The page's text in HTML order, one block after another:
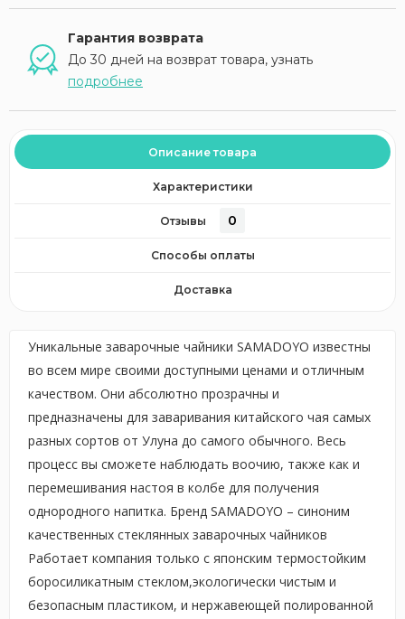
Гарантия возврата
До 30 дней на возврат товара, узнать
подробнее
Описание товара
Характеристики
Отзывы 0
Способы оплаты
Доставка
Уникальные заварочные чайники SAMADOYO известны
во всем мире своими доступными ценами и отличным
качеством. Они абсолютно прозрачны и
предназначены для заваривания китайского чая самых
разных сортов от Улуна до самого обычного. Весь
процесс вы сможете наблюдать воочию, также как и
перемешивания настоя в колбе для получения
однородного напитка. Бренд SAMADOYO – синоним
качественных стеклянных заварочных чайников
Работает компания только с японским термостойким
боросиликатным стеклом,экологически чистым и
безопасным пластиком, и нержавеющей полированной